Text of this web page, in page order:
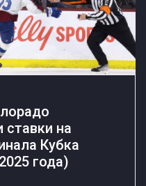
ставки на
Кубка
года)